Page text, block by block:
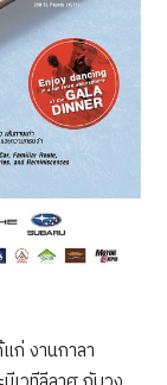
ก่ งานกาลา